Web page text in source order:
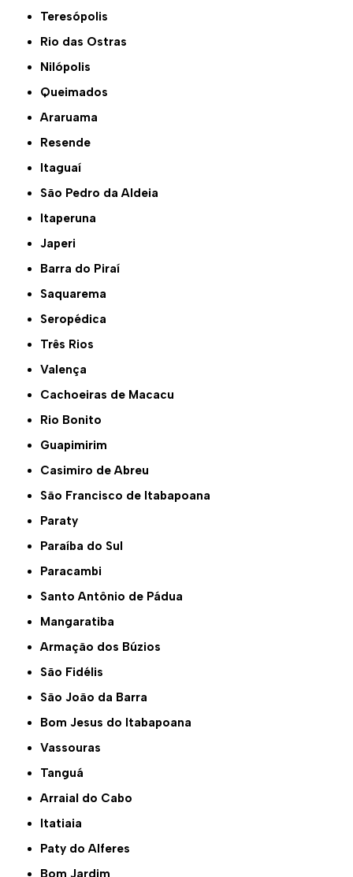
Teresópolis
Rio das Ostras
Nilópolis
Queimados
Araruama
Resende
Itaguaí
São Pedro da Aldeia
Itaperuna
Japeri
Barra do Piraí
Saquarema
Seropédica
Três Rios
Valença
Cachoeiras de Macacu
Rio Bonito
Guapimirim
Casimiro de Abreu
São Francisco de Itabapoana
Paraty
Paraíba do Sul
Paracambi
Santo Antônio de Pádua
Mangaratiba
Armação dos Búzios
São Fidélis
São João da Barra
Bom Jesus do Itabapoana
Vassouras
Tanguá
Arraial do Cabo
Itatiaia
Paty do Alferes
Bom Jardim